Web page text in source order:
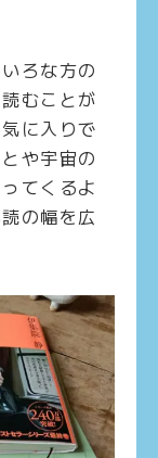
ろな方の
むことが
に入りで
や宇宙の
てくるよ
の幅を広